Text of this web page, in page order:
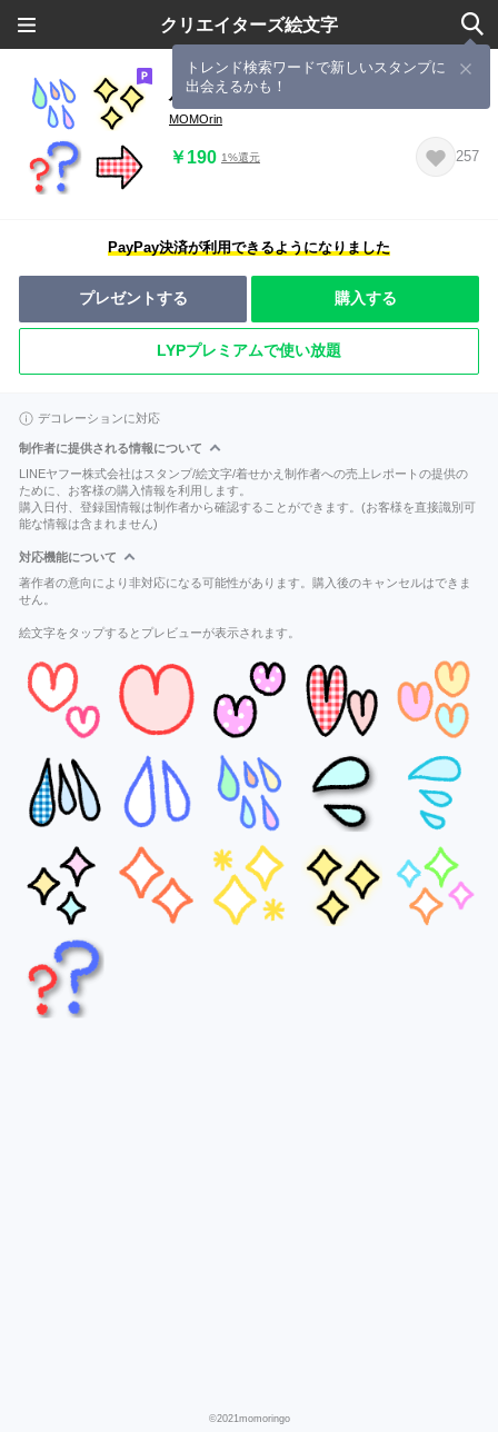
クリエイターズ絵文字
トレンド検索ワードで新しいスタンプに
出会えるかも！
ハートや使える記号絵文字
MOMOrin
￥190 1%還元 257
PayPay決済が利用できるようになりました
プレゼントする 購入する
LYPプレミアムで使い放題
デコレーションに対応
制作者に提供される情報について
LINEヤフー株式会社はスタンプ/絵文字/着せかえ制作者への売上レポートの提供の
ために、お客様の購入情報を利用します。
購入日付、登録国情報は制作者から確認することができます。(お客様を直接識別可
能な情報は含まれません)
対応機能について
著作者の意向により非対応になる可能性があります。購入後のキャンセルはできま
せん。
絵文字をタップするとプレビューが表示されます。
©2021momoringo